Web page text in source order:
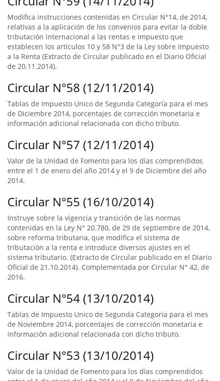
Modifica instrucciones contenidas en Circular N°14, de 2014,
relativas a la aplicación de los convenios para evitar la doble
tributación internacional a las rentas e impuesto que
establecen los artículos 10 y 58 N°3 de la Ley sobre Impuesto
a la Renta (Extracto de Circular publicado en el Diario Oficial
de 20.11.2014).
Circular N°58 (12/11/2014)
Tablas de Impuesto Unico de Segunda Categoría para el mes
de Diciembre 2014, porcentajes de corrección monetaria e
información adicional relacionada con dicho tributo.
Circular N°57 (12/11/2014)
Valor de la Unidad de Fomento para los días comprendidos
entre el 1 de enero del año 2014 y el 9 de Diciembre del año
2014.
Circular N°55 (16/10/2014)
Instruye sobre la vigencia y transición de las normas
contenidas en la Ley N° 20.780, de 29 de septiembre de 2014,
sobre reforma tributaria, que modifica el sistema de
tributación a la renta e introduce diversos ajustes en el
sistema tributario. (Extracto de Circular publicado en el Diario
Oficial de 21.10.2014). Complementada por Circular N° 42, de
2016.
Circular N°54 (13/10/2014)
Tablas de Impuesto Unico de Segunda Categoría para el mes
de Noviembre 2014, porcentajes de corrección monetaria e
información adicional relacionada con dicho tributo.
Circular N°53 (13/10/2014)
Valor de la Unidad de Fomento para los días comprendidos